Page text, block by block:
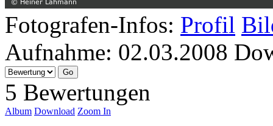
Fotografen-Infos: Profil
Aufnahme: 02.03.2008
5 Bewertungen
Album Download Zoom In